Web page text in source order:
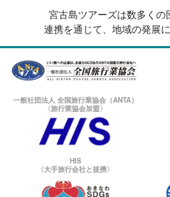
宮古島ツアーズは数多くの
連携を通じて、地域の発展
一般社団法人 全国旅行業協会（ANTA）
〈旅行業協会加盟〉
HIS
〈大手旅行会社と提携〉